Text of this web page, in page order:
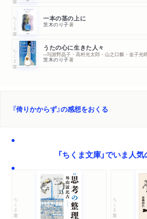
ちくま文庫 一本の茎の上に
茨木のり子著
ちくま文庫 うたの心に生きた人々
─与謝野晶子・高村光太郎・山之口貘・金子光
茨木のり子著
『倚りかからず』の感想をおくる
「ちくま文庫」でいま人
ちくま文庫 ちくま文庫